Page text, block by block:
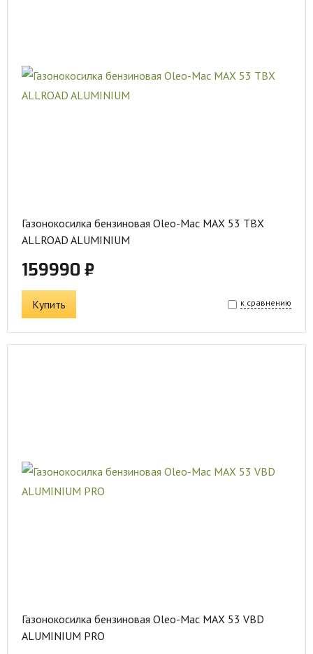
Газонокосилка бензиновая Oleo-Mac MAX 53 TBX
ALLROAD ALUMINIUM
159990 ₽
Купить к сравнению
Газонокосилка бензиновая Oleo-Mac MAX 53 VBD
ALUMINIUM PRO